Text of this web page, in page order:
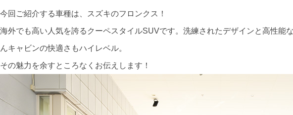
今回ご紹介する車種は、スズキのフロンクス！
海外でも高い人気を誇るクーペスタイルSUVです。洗練されたデザインと高性能
んキャビンの快適さもハイレベル。
その魅力を余すところなくお伝えします！